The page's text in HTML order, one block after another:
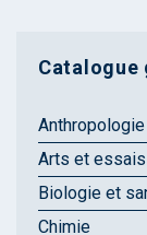
Catalogue
Arts et
Biologie et
Chimie